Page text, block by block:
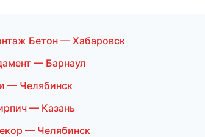
Бетон — Хабаровск
— Барнаул
— Челябинск
— Казань
— Челябинск